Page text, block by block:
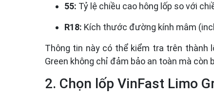
55: Tỷ lệ chiều cao hông lốp so với
R18: Kích thước đường kính mâm
Thông tin này có thể kiểm tra trên thành
Green không chỉ đảm bảo an toàn mà còn
2. Chọn lốp VinFast Limo